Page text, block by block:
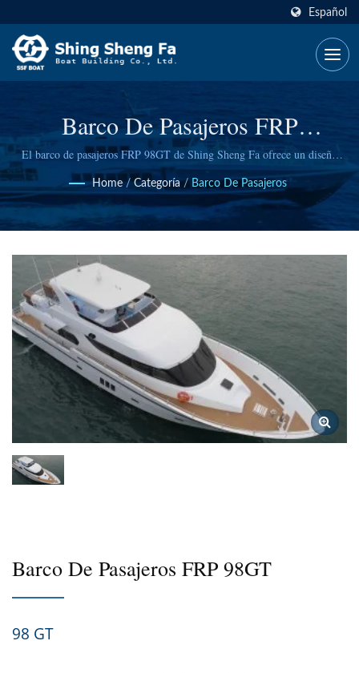
Español
Barco De Pasajeros FRP
Personalizado Premium Para
Operaciones De Turismo Y Ferry
El barco de pasajeros FRP 98GT de Shing Sheng Fa ofrece un diseño
excepcional, un rendimiento de alta velocidad y una innovación ecológica
para operaciones de ocio y transporte, sirviendo a 120 pasajeros con
capacidades de personalización completas.
Home / Categoría / Barco De Pasajeros
Barco De Pasajeros FRP 98GT
98 GT